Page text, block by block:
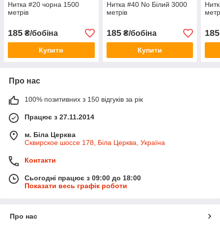
Нитка #20 чорна 1500
метрів
185 ₴/бобіна
Купити
Нитка #40 No Білий 3000
метрів
185₴/бобіна
Купити
185
Про нас
100% позитивних з 150 відгуків за рік
Працює з 27.11.2014
м. Біла Церква
Сквирское шоссе 178, Біла Церква, Україна
Контакти
Сьогодні працює з 09:00 до 18:00
Показати весь графік роботи
Про нас